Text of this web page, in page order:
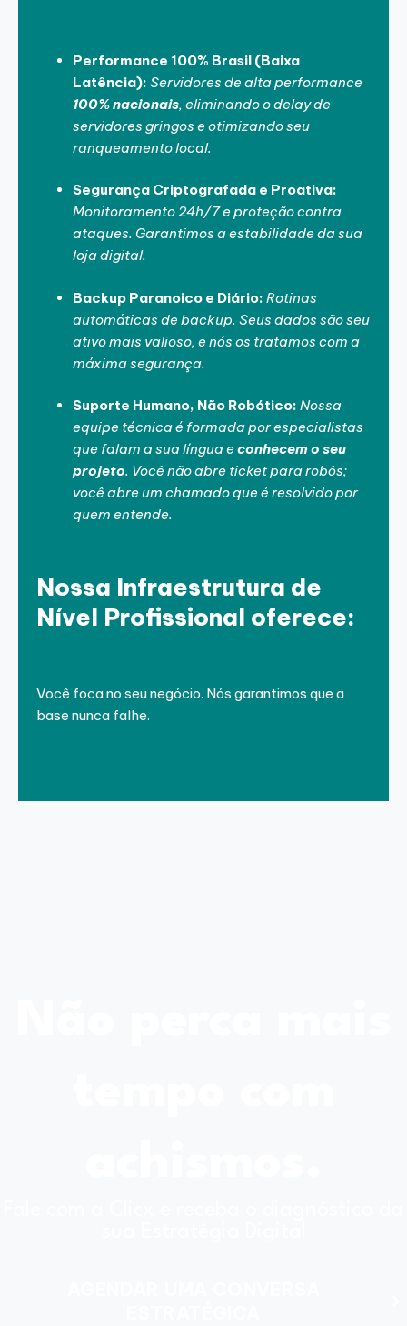
Performance 100% Brasil (Baixa
Latência): Servidores de alta performance
100% nacionais, eliminando o delay de
servidores gringos e otimizando seu
ranqueamento local.
Segurança Criptografada e Proativa:
Monitoramento 24h/7 e proteção contra
ataques. Garantimos a estabilidade da sua
loja digital.
Backup Paranoico e Diário: Rotinas
automáticas de backup. Seus dados são seu
ativo mais valioso, e nós os tratamos com a
máxima segurança.
Suporte Humano, Não Robótico: Nossa
equipe técnica é formada por especialistas
que falam a sua língua econhecem o seu
projeto. Você não abre ticket para robôs;
você abre um chamado que é resolvido por
quem entende.
Nossa Infraestrutura de
Nível Profissional oferece:
Você foca no seu negócio. Nós garantimos que a
base nunca falhe.